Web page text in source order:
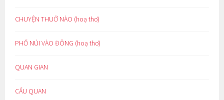
CHUYỆN THUỞ NÀO (hoạ thơ)
PHỐ NÚI VÀO ĐÔNG (hoạ thơ)
QUAN GIAN
CẨU QUAN